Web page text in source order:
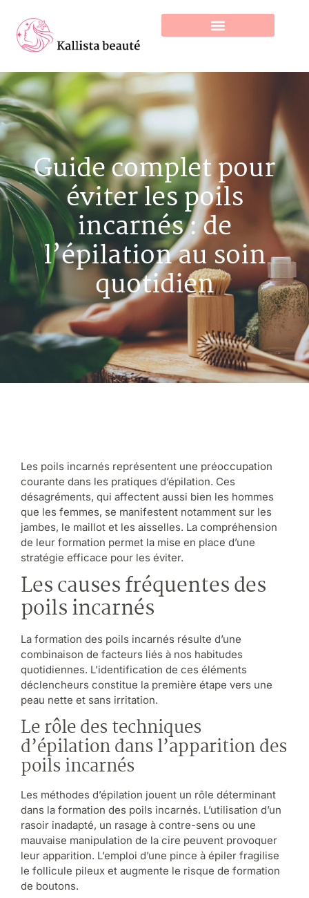
Guide complet pour
éviter les poils
incarnés : de
l’épilation au soin
quotidien
Les poils incarnés représentent une préoccupation
courante dans les pratiques d’épilation. Ces
désagréments, qui affectent aussi bien les hommes
que les femmes, se manifestent notamment sur les
jambes, le maillot et les aisselles. La compréhension
de leur formation permet la mise en place d’une
stratégie efficace pour les éviter.
Les causes fréquentes des
poils incarnés
La formation des poils incarnés résulte d’une
combinaison de facteurs liés à nos habitudes
quotidiennes. L’identification de ces éléments
déclencheurs constitue la première étape vers une
peau nette et sans irritation.
Le rôle des techniques
d’épilation dans l’apparition des
poils incarnés
Les méthodes d’épilation jouent un rôle déterminant
dans la formation des poils incarnés. L’utilisation d’un
rasoir inadapté, un rasage à contre-sens ou une
mauvaise manipulation de la cire peuvent provoquer
leur apparition. L’emploi d’une pince à épiler fragilise
le follicule pileux et augmente le risque de formation
de boutons.